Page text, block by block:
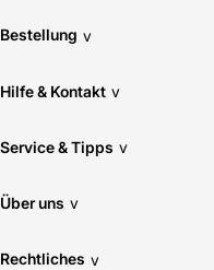
Bestellung v
Hilfe & Kontakt v
Service & Tipps v
Über uns v
Rechtliches v